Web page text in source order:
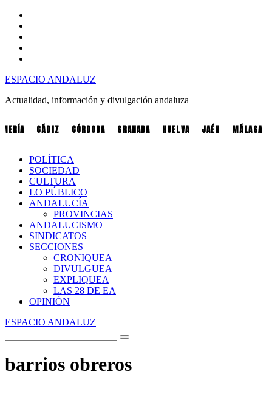
ESPACIO ANDALUZ
Actualidad, información y divulgación andaluza
CÁDIZ CÓRDOBA GRANADA HUELVA JAÉN MÁLAGA
POLÍTICA
SOCIEDAD
CULTURA
LO PÚBLICO
ANDALUCÍA
PROVINCIAS
ANDALUCISMO
SINDICATOS
SECCIONES
CRONIQUEA
DIVULGUEA
EXPLIQUEA
LAS 28 DE EA
OPINIÓN
ESPACIO ANDALUZ
barrios obreros